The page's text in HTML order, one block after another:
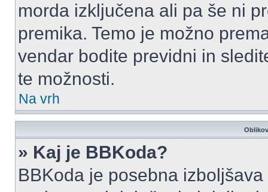
morda izključena ali pa še ni
premika. Temo je možno
vendar bodite previdni in
te možnosti.
Na vrh
» Kaj je BBKoda?
BBKoda je posebna